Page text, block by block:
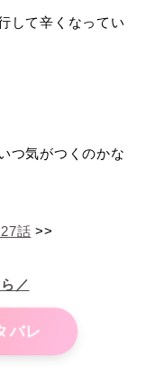
して辛くなってい
つ気がつくのかな
話 >>
／
バレ